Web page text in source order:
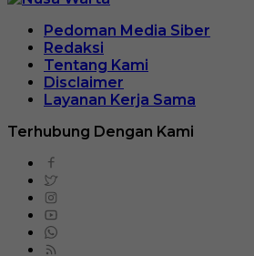
Pedoman Media Siber
Redaksi
Tentang Kami
Disclaimer
Layanan Kerja Sama
Terhubung Dengan Kami